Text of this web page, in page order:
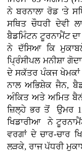
ਨੇ ਬਰਨਾਲਾ ਰੋਡ 'ਤੇ
ਸਥਿਤ ਚੌਧਰੀ ਦੇਵੀ
ਬੈਡਮਿੰਟਨ ਟੂਰਨਾਮੈਂਟ
ਨੇ ਦੱਸਿਆ ਕਿ
ਪ੍ਰਿੰਸੀਪਲ ਮਨੀਸ਼ਾ
ਦੇ ਸਕੱਤਰ ਪੰਕਜ ਖੇਮਕਾਂ
ਨਾਲ ਅਭਿਸ਼ੇਕ ਜੈਨ,
ਅੰਕਿਤ ਅਤੇ ਅਮਿਤ
ਜ਼ਿਲ੍ਹੇ ਭਰ ਤੋਂ ਉਮਰ
ਖਿਡਾਰੀਆ ਨੇ
ਵਰਗਾਂ ਦੇ ਚਾਰ-ਚਾਰ
ਲੜਕੇ, ਰਾਜ ਪੱਧਰੀ